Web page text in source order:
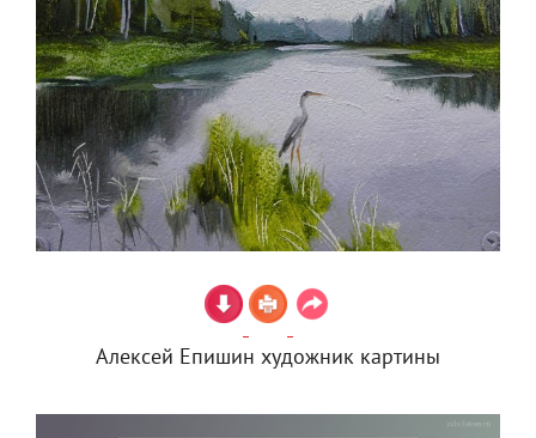
Алексей Епишин художник картины